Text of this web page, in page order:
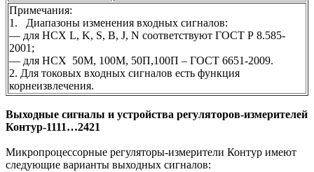
Примечания:
1. Диапазоны изменения входных сигналов:
— для НСХ L, K, S, B, J, N соответствуют ГОСТ Р 8.585-
2001;
— для НСХ 50М, 100М, 50П,100П – ГОСТ 6651-2009.
2. Для токовых входных сигналов есть функция
корнеизвлечения.
Выходные сигналы и устройства регуляторов-измерителей
Контур-1111…2421
Микропроцессорные регуляторы-измерители Контур имеют
следующие варианты выходных сигналов: